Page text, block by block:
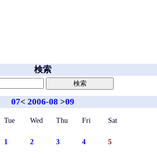
検索
07< 2006-08 >09
Tue Wed Thu Fri Sat
1 2 3 4 5